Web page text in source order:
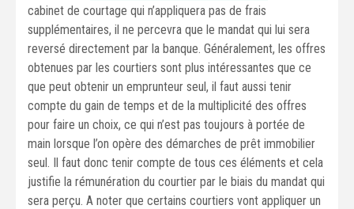
cabinet de courtage qui n’appliquera pas de frais
supplémentaires, il ne percevra que le mandat qui lui sera
reversé directement par la banque. Généralement, les offres
obtenues par les courtiers sont plus intéressantes que ce
que peut obtenir un emprunteur seul, il faut aussi tenir
compte du gain de temps et de la multiplicité des offres
pour faire un choix, ce qui n’est pas toujours à portée de
main lorsque l’on opère des démarches de prêt immobilier
seul. Il faut donc tenir compte de tous ces éléments et cela
justifie la rémunération du courtier par le biais du mandat qui
sera perçu. A noter que certains courtiers vont appliquer un